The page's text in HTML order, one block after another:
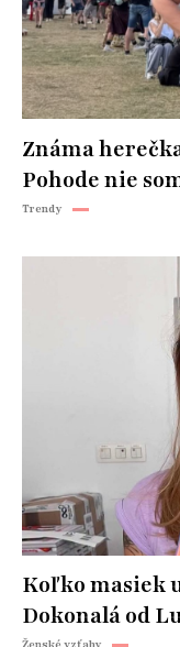
Známa
Pohode nie
Trendy
Koľko masiek
Dokonalá od